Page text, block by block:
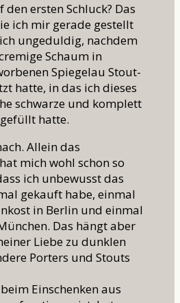
den ersten Schluck? Das
ich mir gerade gestellt
ungeduldig, nachdem
Schaum in
Spiegelau Stout-
hatte, in das ich dieses
schwarze und komplett
hatte.
Allein das
mich wohl schon so
ich unbewusst das
gekauft habe, einmal
in Berlin und einmal
Das hängt aber
Liebe zu dunklen
Porters und Stouts
Einschenken aus